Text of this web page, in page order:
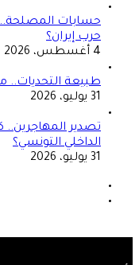
حسابات المصلحة..
حرب إيران؟
4 أغسطس، 2026
طبيعة التحديات..
31 يوليو، 2026
تصدير المهاجرين..
الداخلي التونسي؟
31 يوليو، 2026